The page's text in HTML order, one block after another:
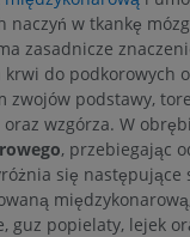
naczyń w tkankę
zasadnicze
krwi do podkorowych
zwojów podstawy,
wzgórza. W
, przebiegając
się następujące
międzykonarową,
guz popielaty, lejek